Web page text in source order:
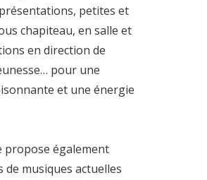
petites et
chapiteau, en salle et
en direction de
pour une
et une énergie
propose également
musiques actuelles